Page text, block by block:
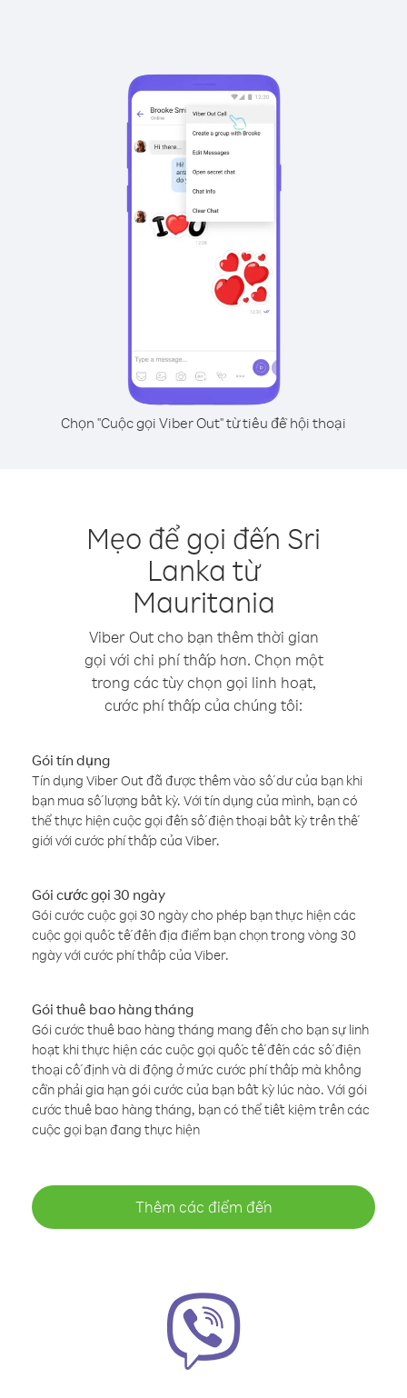
Chọn "Cuộc gọi Viber Out" từ tiêu đề hội thoại
Mẹo để gọi đến Sri
Lanka từ
Mauritania
Viber Out cho bạn thêm thời gian
gọi với chi phí thấp hơn. Chọn một
trong các tùy chọn gọi linh hoạt,
cước phí thấp của chúng tôi:
Gói tín dụng
Tín dụng Viber Out đã được thêm vào số dư của bạn khi
bạn mua số lượng bất kỳ. Với tín dụng của mình, bạn có
thể thực hiện cuộc gọi đến số điện thoại bất kỳ trên thế
giới với cước phí thấp của Viber.
Gói cước gọi 30 ngày
Gói cước cuộc gọi 30 ngày cho phép bạn thực hiện các
cuộc gọi quốc tế đến địa điểm bạn chọn trong vòng 30
ngày với cước phí thấp của Viber.
Gói thuê bao hàng tháng
Gói cước thuê bao hàng tháng mang đến cho bạn sự linh
hoạt khi thực hiện các cuộc gọi quốc tế đến các số điện
thoại cố định và di động ở mức cước phí thấp mà không
cần phải gia hạn gói cước của bạn bất kỳ lúc nào. Với gói
cước thuê bao hàng tháng, bạn có thể tiết kiệm trên các
cuộc gọi bạn đang thực hiện
Thêm các điểm đến